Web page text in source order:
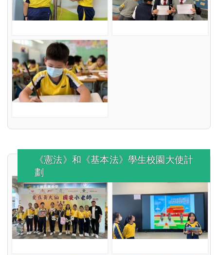
《憲法》和《基本法》學生校園大使計
劃